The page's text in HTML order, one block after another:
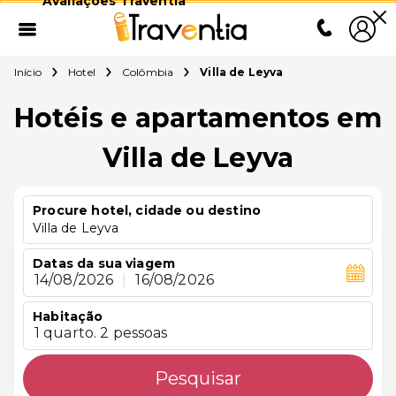
Início Hotel Colômbia Villa de Leyva
Hotéis e apartamentos em
Villa de Leyva
Procure hotel, cidade ou destino
Villa de Leyva
Datas da sua viagem
14/08/2026 16/08/2026
Habitação
1 quarto. 2 pessoas
Pesquisar